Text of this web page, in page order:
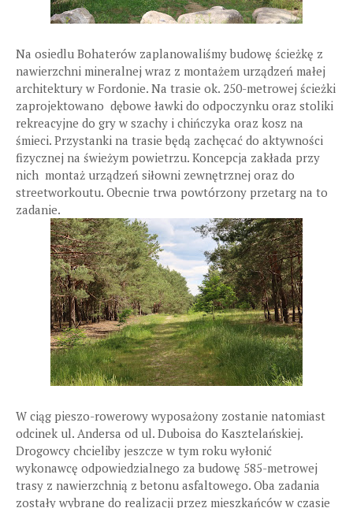
Na osiedlu Bohaterów zaplanowaliśmy budowę ścieżkę z
nawierzchni mineralnej wraz z montażem urządzeń małej
architektury w Fordonie. Na trasie ok. 250-metrowej ścieżki
zaprojektowano dębowe ławki do odpoczynku oraz stoliki
rekreacyjne do gry w szachy i chińczyka oraz kosz na
śmieci. Przystanki na trasie będą zachęcać do aktywności
fizycznej na świeżym powietrzu. Koncepcja zakłada przy
nich montaż urządzeń siłowni zewnętrznej oraz do
streetworkoutu. Obecnie trwa powtórzony przetarg na to
zadanie.
W ciąg pieszo-rowerowy wyposażony zostanie natomiast
odcinek ul. Andersa od ul. Duboisa do Kasztelańskiej.
Drogowcy chcieliby jeszcze w tym roku wyłonić
wykonawcę odpowiedzialnego za budowę 585-metrowej
trasy z nawierzchnią z betonu asfaltowego. Oba zadania
zostały wybrane do realizacji przez mieszkańców w czasie